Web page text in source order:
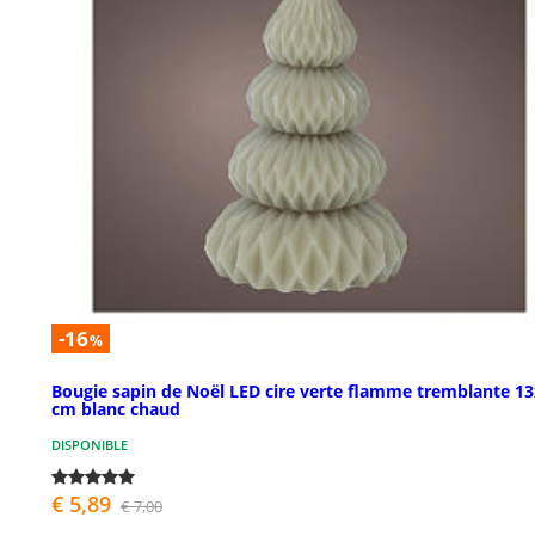
-16%
Bougie sapin de Noël LED cire verte flamme tremblante
cm blanc chaud
DISPONIBLE
€ 5,89 € 7,00